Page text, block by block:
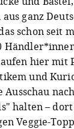
ganz
schon seit
hier mit
und
halten –
Veggie-